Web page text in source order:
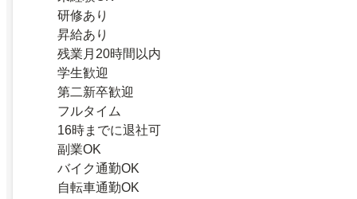
研修あり
昇給あり
残業月20時間以内
学生歓迎
第二新卒歓迎
フルタイム
16時までに退社可
副業OK
バイク通勤OK
自転車通勤OK